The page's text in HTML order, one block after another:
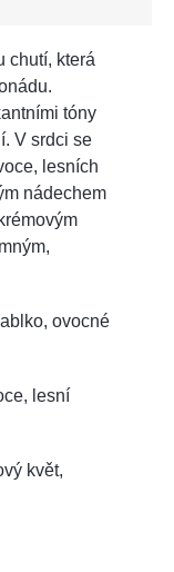
chutí, která
tóny
V srdci se
lesních
nádechem
ovocné
lesní
květ,